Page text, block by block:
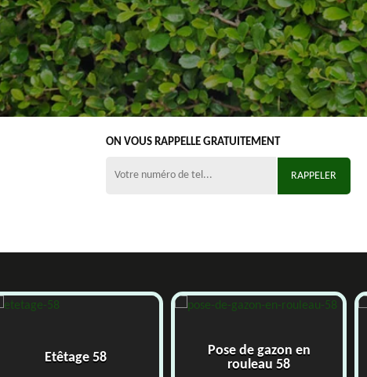
ON VOUS RAPPELLE GRATUITEMENT
Etêtage 58
Pose de gazon en
rouleau 58